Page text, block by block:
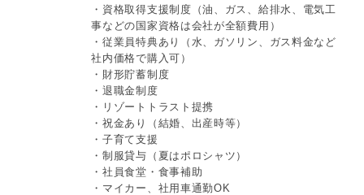
・資格取得支援制度（油、ガス、給排水、電気工
事などの国家資格は会社が全額費用）
・従業員特典あり（水、ガソリン、ガス料金など
社内価格で購入可）
・財形貯蓄制度
・退職金制度
・リゾートトラスト提携
・祝金あり（結婚、出産時等）
・子育て支援
・制服貸与（夏はポロシャツ）
・社員食堂・食事補助
・マイカー、社用車通勤OK